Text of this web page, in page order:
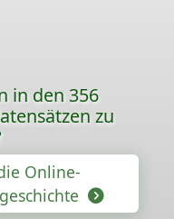
in den 356
zu
Online-